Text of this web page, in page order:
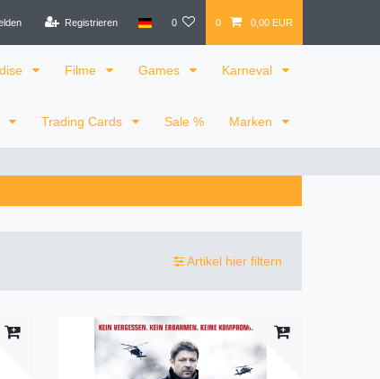
Registrieren 0 0 0,00 EUR
Filme Games Karneval
Trading Cards Sale % Marken
Artikel hier filtern